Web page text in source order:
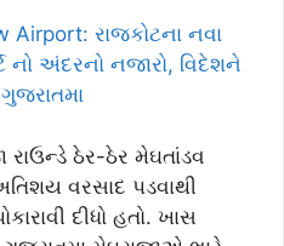
Airport: રાજકોટના નવા
નો અંદરનો નજારો, વિદેશને
રાઉન્ડે ઠેર-ઠેર મેઘતાંડવ
વરસાદ પડવાથી
દીધો હતો. ખાસ